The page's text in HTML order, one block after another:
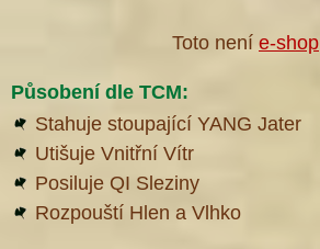
Toto není e-shop
Působení dle TCM:
Stahuje stoupající YANG Jater
Utišuje Vnitřní Vítr
Posiluje QI Sleziny
Rozpouští Hlen a Vlhko